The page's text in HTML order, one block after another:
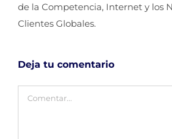
de la Competencia, Internet y los
Clientes Globales.
Deja tu comentario
Comentar